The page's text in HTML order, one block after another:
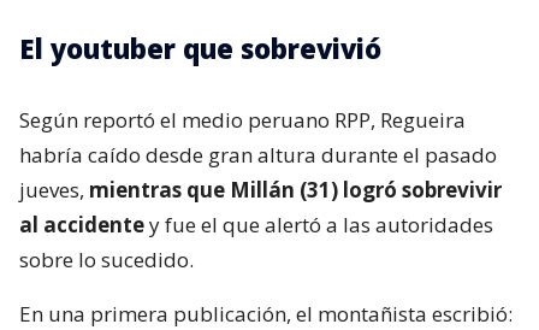
El youtuber que sobrevivió
Según reportó el medio peruano RPP, Regueira
habría caído desde gran altura durante el pasado
jueves, mientras que Millán (31) logró sobrevivir
al accidentey fue el que alertó a las autoridades
sobre lo sucedido.
En una primera publicación, el montañista escribió: